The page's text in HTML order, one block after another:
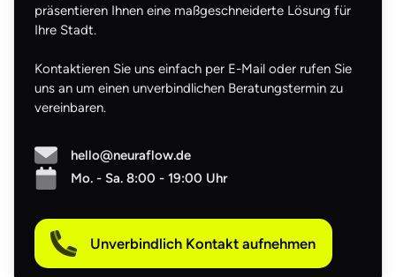
präsentieren Ihnen eine maßgeschneiderte Lösung für
Ihre Stadt.
Kontaktieren Sie uns einfach per E-Mail oder rufen Sie
uns an um einen unverbindlichen Beratungstermin zu
vereinbaren.
hello@neuraflow.de
Mo. - Sa. 8:00 - 19:00 Uhr
Unverbindlich Kontakt aufnehmen